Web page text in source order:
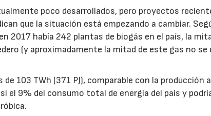
poco desarrollados, pero proyectos
que la situación está empezando a cambiar.
2017 había 242 plantas de biogás en el país, la
(y aproximadamente la mitad de este gas no se
103 TWh (371 PJ), comparable con la producción
el 9% del consumo total de energía del país y